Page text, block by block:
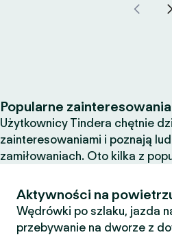
Popularne
Użytkownicy Tindera chętnie
zainteresowaniami i poznają
zamiłowaniach. Oto kilka z
Aktywności na
Wędrówki po szlaku, jazda
przebywanie na dworze z